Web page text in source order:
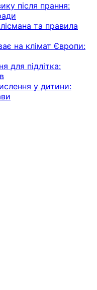
після прання:
та правила
на клімат Європи:
для підлітка:
у дитини: